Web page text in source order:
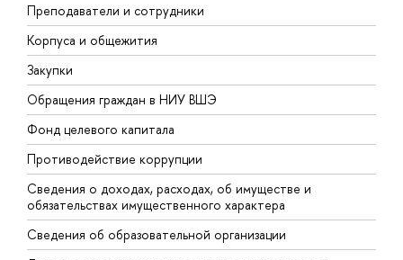
Преподаватели и сотрудники
Корпуса и общежития
Закупки
Обращения граждан в НИУ ВШЭ
Фонд целевого капитала
Противодействие коррупции
Сведения о доходах, расходах, об имуществе и
обязательствах имущественного характера
Сведения об образовательной организации